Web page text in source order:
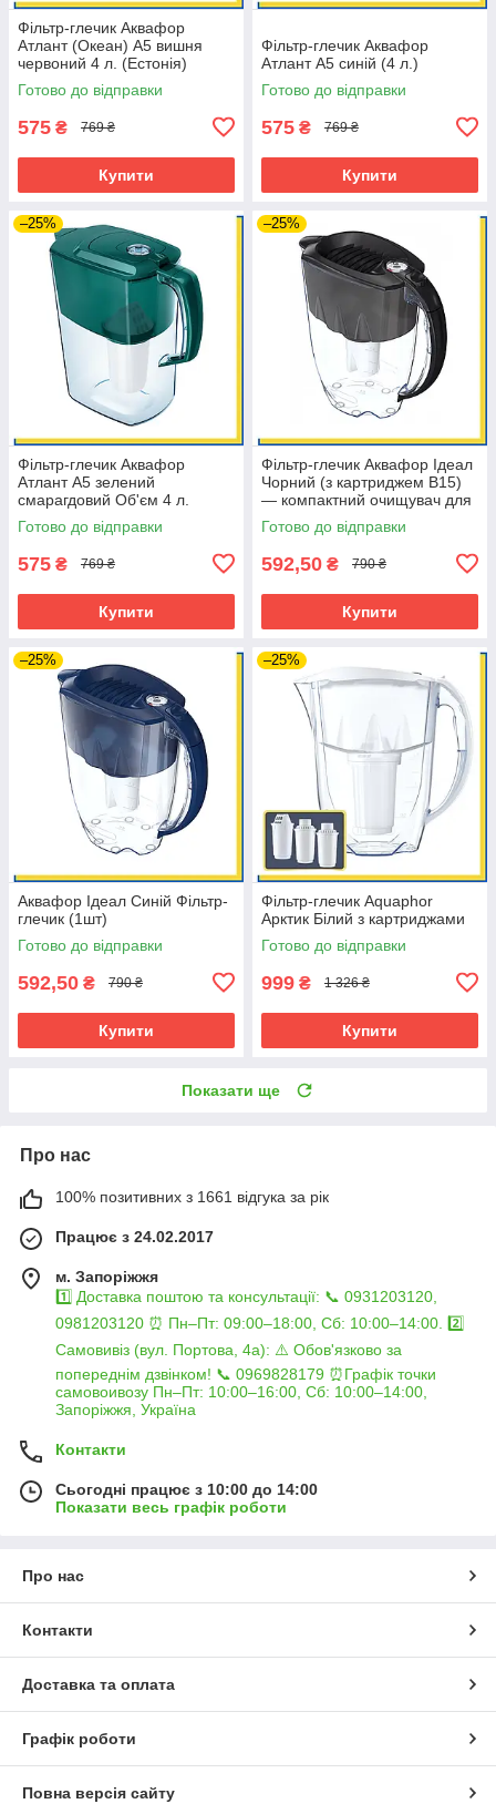
Фільтр-глечик Аквафор
Атлант (Океан) А5 вишня
червоний 4 л. (Естонія)
Готово до відправки
575 ₴ 769 ₴
Купити
Фільтр-глечик Аквафор
Атлант А5 синій (4 л.)
Готово до відправки
575 ₴ 769 ₴
Купити
–25%
Фільтр-глечик Аквафор
Атлант А5 зелений
смарагдовий Об'єм 4 л.
(Естонія)
Готово до відправки
575 ₴ 769 ₴
Купити
–25%
Фільтр-глечик Аквафор Ідеал
Чорний (з картриджем В15)
— компактний очищувач для
води (Естонія)
Готово до відправки
592,50 ₴ 790 ₴
Купити
–25%
Аквафор Ідеал Синій Фільтр-
глечик (1шт)
Готово до відправки
592,50 ₴ 790 ₴
Купити
–25%
Фільтр-глечик Aquaphor
Арктик Білий з картриджами
Готово до відправки
999 ₴ 1 326 ₴
Купити
Показати ще
Про нас
100% позитивних з 1661 відгука за рік
Працює з 24.02.2017
м. Запоріжжя
1️⃣ Доставка поштою та консультації: 📞 0931203120,
0981203120 ⏰ Пн–Пт: 09:00–18:00, Сб: 10:00–14:00. 2️⃣
Самовивіз (вул. Портова, 4а): ⚠️ Обов'язково за
попереднім дзвінком! 📞 0969828179 ⏰Графік точки
самовоивозу Пн–Пт: 10:00–16:00, Сб: 10:00–14:00,
Запоріжжя, Україна
Контакти
Сьогодні працює з 10:00 до 14:00
Показати весь графік роботи
Про нас
Контакти
Доставка та оплата
Графік роботи
Повна версія сайту